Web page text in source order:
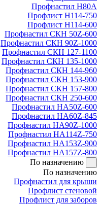
Профнастил Н80А
Профлист Н114-750
Профлист Н114-600
Профнастил СКН 50Z-600
Профнастил СКН 90Z-1000
Профнастил СКН 127-1100
Профнастил СКН 135-1000
Профнастил СКН 144-960
Профнастил СКН 153-900
Профнастил СКН 157-800
Профнастил СКН 250-600
Профнастил НА50Z-600
Профнастил НА60Z-845
Профнастил НА90Z-1000
Профнастил НА114Z-750
Профнастил НА153Z-900
Профнастил НА157Z-800
По назначению
По назначению
Профнастил для крыши
Профлист стеновой
Профлист для заборов